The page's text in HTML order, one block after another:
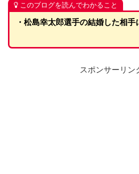
このブログを読んでわかること
・松島幸太郎選手の結婚した相手
スポンサーリン